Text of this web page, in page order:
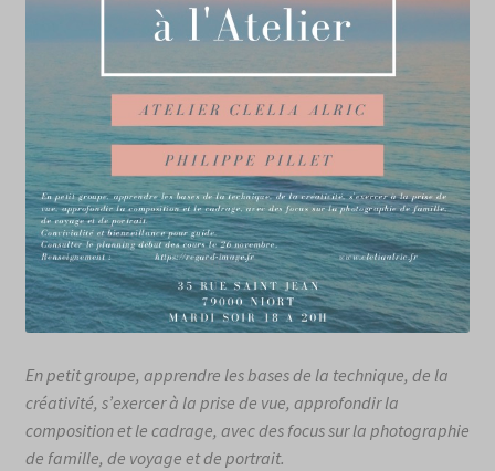
En petit groupe, apprendre les bases de la technique, de la
créativité, s’exercer à la prise de vue, approfondir la
composition et le cadrage, avec des focus sur la photographie
de famille, de voyage et de portrait.